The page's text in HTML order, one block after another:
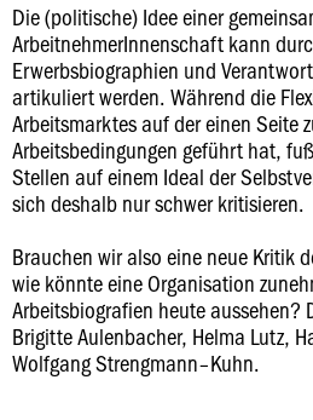
Die (politische) Idee einer
ArbeitnehmerInnenschaft kann
Erwerbsbiographien und
artikuliert werden. Während die
Arbeitsmarktes auf der einen Seite
Arbeitsbedingungen geführt hat,
Stellen auf einem Ideal der
sich deshalb nur schwer kritisieren.
Brauchen wir also eine neue Kritik
wie könnte eine Organisation
Arbeitsbiografien heute aussehen?
Brigitte Aulenbacher, Helma Lutz,
Wolfgang Strengmann–Kuhn.